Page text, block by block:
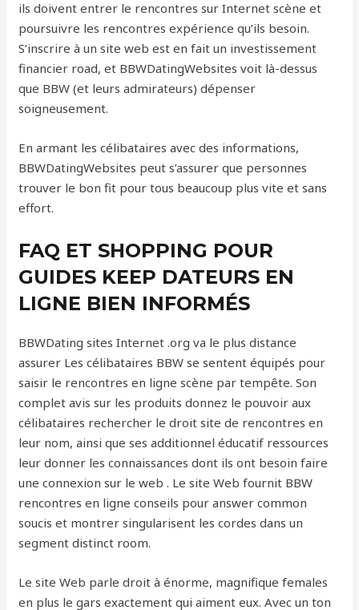
ils doivent entrer le rencontres sur Internet scène et
poursuivre les rencontres expérience qu’ils besoin.
S’inscrire à un site web est en fait un investissement
financier road, et BBWDatingWebsites voit là-dessus
que BBW (et leurs admirateurs) dépenser
soigneusement.
En armant les célibataires avec des informations,
BBWDatingWebsites peut s’assurer que personnes
trouver le bon fit pour tous beaucoup plus vite et sans
effort.
FAQ ET SHOPPING POUR
GUIDES KEEP DATEURS EN
LIGNE BIEN INFORMÉS
BBWDating sites Internet .org va le plus distance
assurer Les célibataires BBW se sentent équipés pour
saisir le rencontres en ligne scène par tempête. Son
complet avis sur les produits donnez le pouvoir aux
célibataires rechercher le droit site de rencontres en
leur nom, ainsi que ses additionnel éducatif ressources
leur donner les connaissances dont ils ont besoin faire
une connexion sur le web . Le site Web fournit BBW
rencontres en ligne conseils pour answer common
soucis et montrer singularisent les cordes dans un
segment distinct room.
Le site Web parle droit à énorme, magnifique females
en plus le gars exactement qui aiment eux. Avec un ton